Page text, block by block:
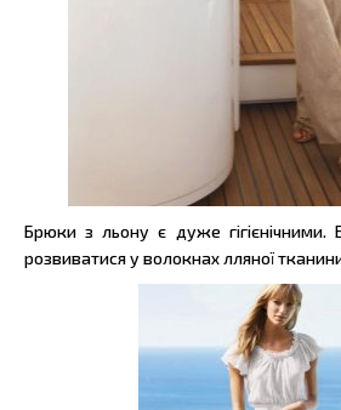
Брюки з льону є дуже гігієнічними.
розвиватися у волокнах лляної